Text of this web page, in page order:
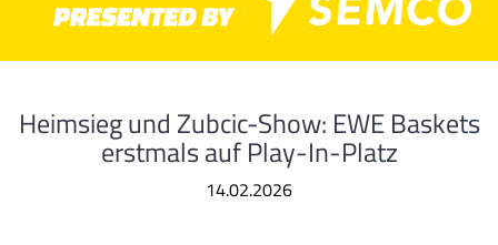
Heimsieg und Zubcic-Show: EWE Baskets
erstmals auf Play-In-Platz
14.02.2026